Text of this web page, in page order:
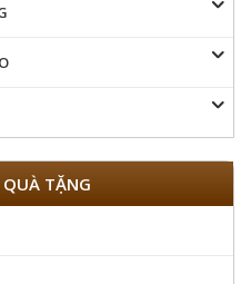
TẶNG